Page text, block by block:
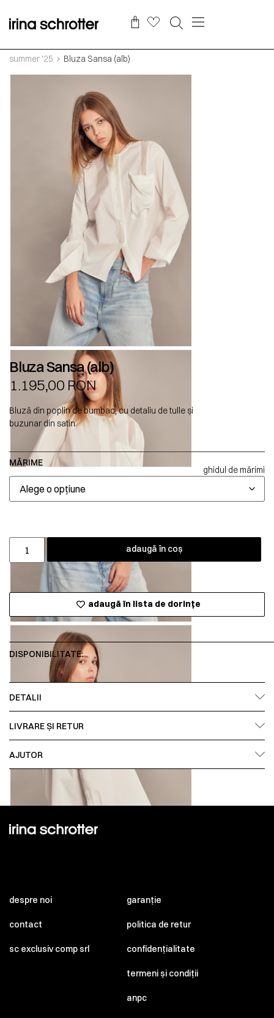
summer '25 Bluza Sansa (alb)
Bluza Sansa (alb)
1.195,00 RON
Bluză din poplin de bumbac, cu detaliu de tulle și
buzunar din satin.
MĂRIME
ghidul de mărimi
adaugă în coș
adaugă în lista de dorințe
DISPONIBILITATE:
DETALII
LIVRARE ȘI RETUR
AJUTOR
despre noi
contact
sc exclusiv comp srl
garanție
politica de retur
confidențialitate
termeni și condiții
anpc